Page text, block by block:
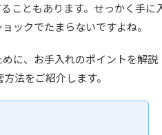
こともあります。せっかく手に
ックでたまらないですよね。
に、お手入れのポイントを解説
法をご紹介します。